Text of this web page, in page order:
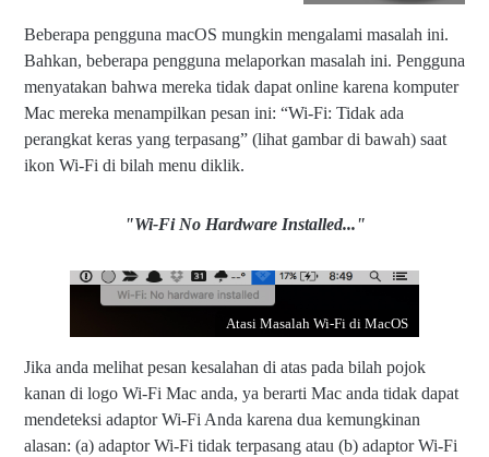
Beberapa pengguna macOS mungkin mengalami masalah ini.
Bahkan, beberapa pengguna melaporkan masalah ini. Pengguna
menyatakan bahwa mereka tidak dapat online karena komputer
Mac mereka menampilkan pesan ini: “Wi-Fi: Tidak ada
perangkat keras yang terpasang” (lihat gambar di bawah) saat
ikon Wi-Fi di bilah menu diklik.
"Wi-Fi No Hardware Installed..."
Atasi Masalah Wi-Fi di MacOS
Jika anda melihat pesan kesalahan di atas pada bilah pojok
kanan di logo Wi-Fi Mac anda, ya berarti Mac anda tidak dapat
mendeteksi adaptor Wi-Fi Anda karena dua kemungkinan
alasan: (a) adaptor Wi-Fi tidak terpasang atau (b) adaptor Wi-Fi